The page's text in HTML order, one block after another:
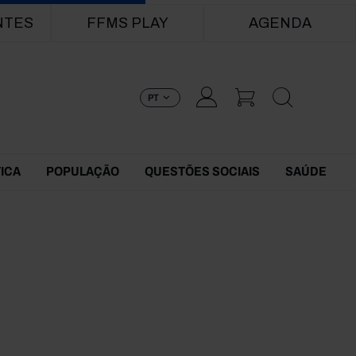
FFMS PLAY AGENDA
PT
POPULAÇÃO QUESTÕES SOCIAIS SAÚDE